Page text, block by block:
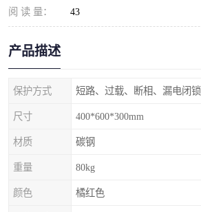
阅 读 量： 43
产品描述
保护方式 短路、过载、断相、漏电闭锁
尺寸 400*600*300mm
材质 碳钢
重量 80kg
颜色 橘红色